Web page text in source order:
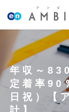
年収～
定着率90
日祝）【